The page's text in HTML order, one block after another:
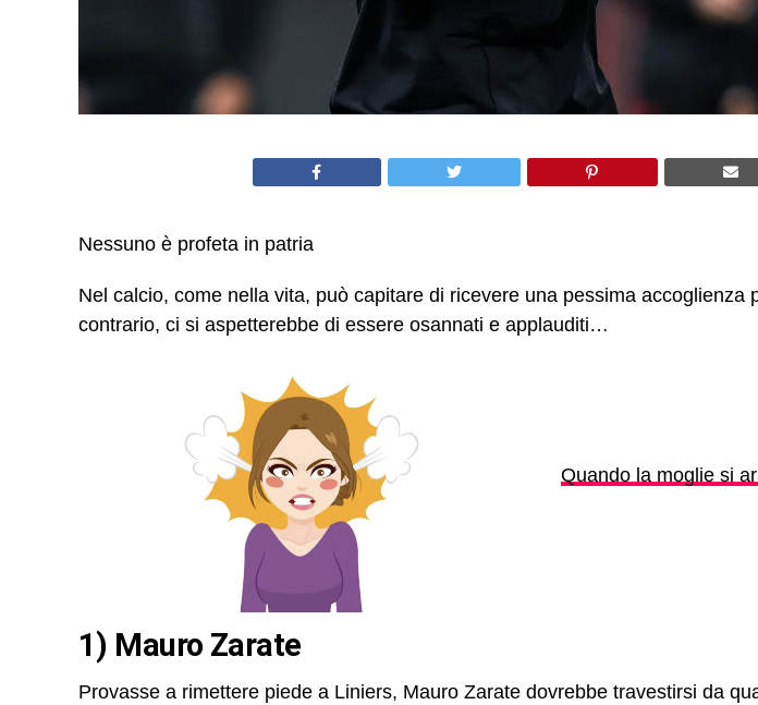
Nessuno è profeta in patria
Nel calcio, come nella vita, può capitare di ricevere una pessima accoglienza
contrario, ci si aspetterebbe di essere osannati e applauditi…
Quando la moglie si
1) Mauro Zarate
Provasse a rimettere piede a Liniers, Mauro Zarate dovrebbe travestirsi da